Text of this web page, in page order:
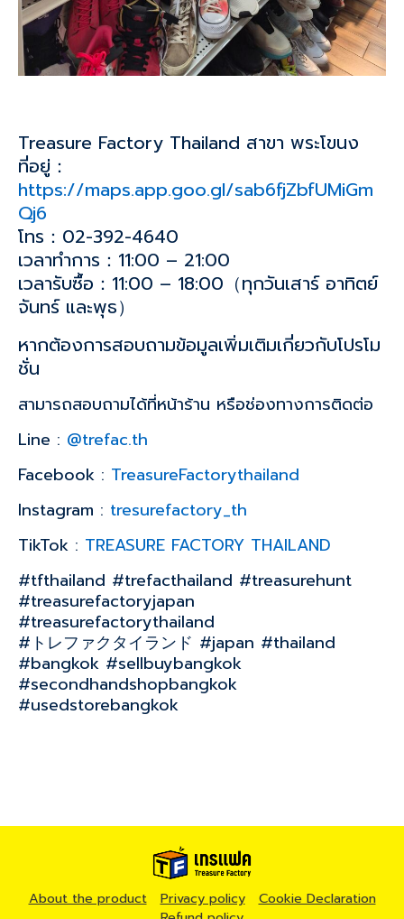
Treasure Factory Thailand สาขา พระโขนง
ที่อยู่：
https://maps.app.goo.gl/sab6fjZbfUMiGm
Qj6
โทร：02-392-4640
เวลาทำการ：11:00 – 21:00
เวลารับซื้อ：11:00 – 18:00（ทุกวันเสาร์ อาทิตย์
จันทร์ และพุธ）
หากต้องการสอบถามข้อมูลเพิ่มเติมเกี่ยวกับโปรโม
ชั่น
สามารถสอบถามได้ที่หน้าร้าน หรือช่องทางการติดต่อ
Line : @trefac.th
Facebook : TreasureFactorythailand
Instagram : tresurefactory_th
TikTok : TREASURE FACTORY THAILAND
#tfthailand #trefacthailand #treasurehunt
#treasurefactoryjapan
#treasurefactorythailand
#トレファクタイランド #japan #thailand
#bangkok #sellbuybangkok
#secondhandshopbangkok
#usedstorebangkok
About the product Privacy policy
Cookie Declaration